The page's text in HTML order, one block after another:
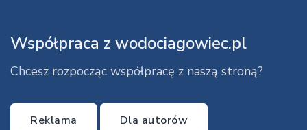
Współpraca z wodociagowiec.pl
Chcesz rozpocząc współpracę z naszą stroną?
Reklama Dla autorów